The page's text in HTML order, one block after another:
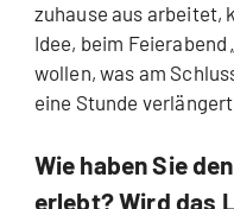
zuhause aus arbeitet,
Idee, beim Feierabend
wollen, was am
eine Stunde
Wie haben Sie
erlebt? Wird das